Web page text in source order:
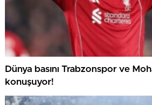
Dünya basını Trabzonspor ve
konuşuyor!